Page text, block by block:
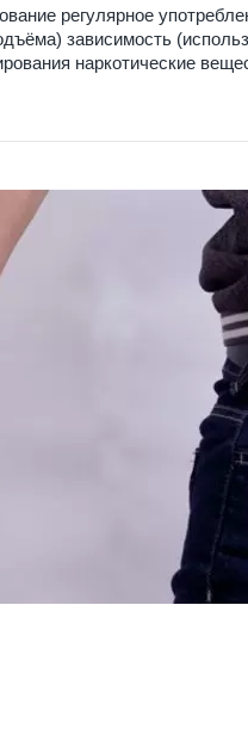
регулярное
зависимость
наркотические